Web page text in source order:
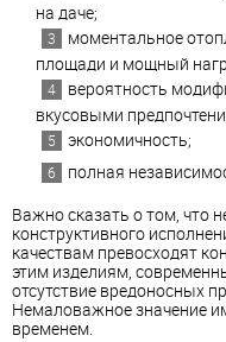
на даче;
моментальное
площади и мощный
вероятность
вкусовыми
экономичность;
полная
Важно сказать о том, что
конструктивного
качествам превосходят
этим изделиям,
отсутствие вредоносных
Немаловажное значение
временем.